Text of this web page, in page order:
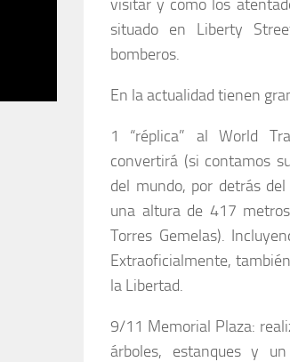
visitar y cómo los
situado en Liberty
bomberos.
En la actualidad tienen
1 “réplica” al World
convertirá (si contamos
del mundo, por detrás del
una altura de 417
Torres Gemelas).
Extraoficialmente,
la Libertad.
9/11 Memorial Plaza:
árboles, estanques y